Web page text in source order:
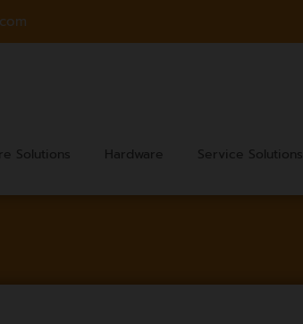
Solutions Hardware Service Solutions